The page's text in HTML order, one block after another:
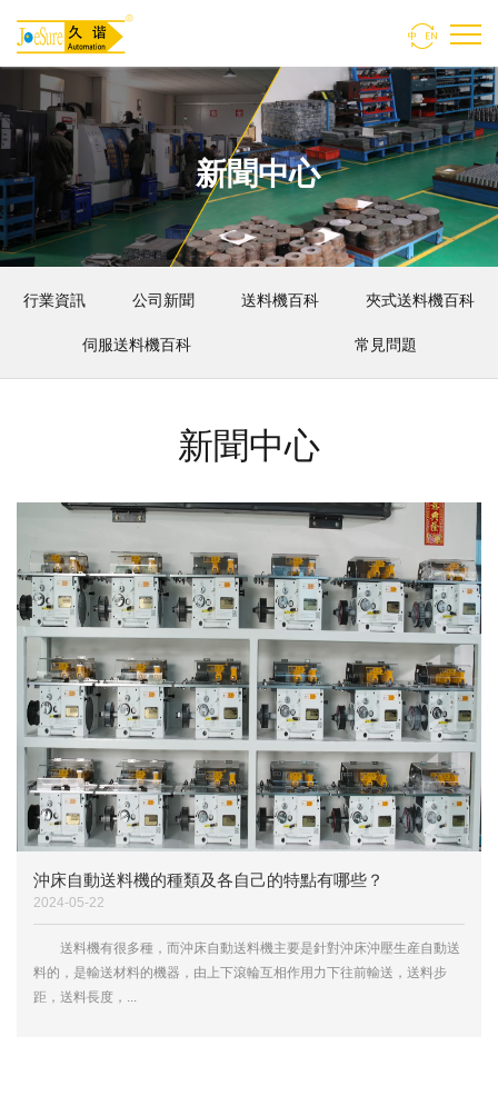

新聞中心
行業資訊 公司新聞 送料機百科 夾式送料機百科
伺服送料機百科 常見問題
新聞中心
沖床自動送料機的種類及各自己的特點有哪些？
2024-05-22
送料機有很多種，而沖床自動送料機主要是針對沖床沖壓生産自動送
料的，是輸送材料的機器，由上下滾輪互相作用力下往前輸送，送料步
距，送料長度，...